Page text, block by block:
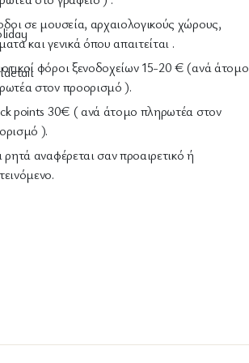
σε μουσεία, αρχαιολογικούς χώρους,
και γενικά όπου απαιτείται .
φόροι ξενοδοχείων 15-20 € (ανά άτομο
στον προορισμό ).
points 30€ ( ανά άτομο πληρωτέα στον
).
ρητά αναφέρεται σαν προαιρετικό ή